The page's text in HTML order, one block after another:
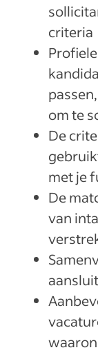
criteria
om te
De
met je
De
van